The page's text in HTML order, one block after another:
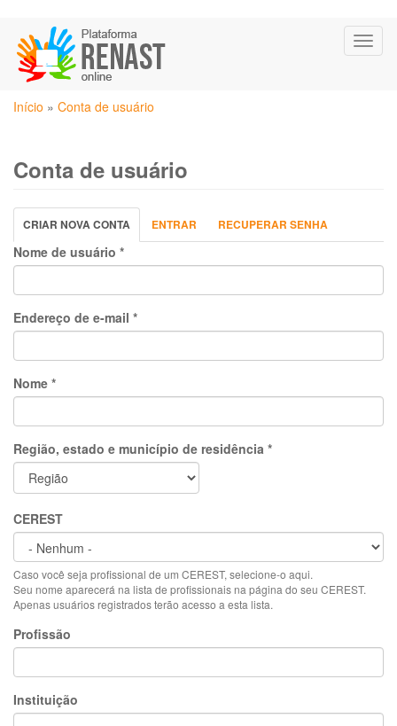
para
conteúdo
principal
Você
Início » Conta de usuário
Conta de usuário
Abas
primárias
CRIAR NOVA CONTA (ABA
ATIVA)
ENTRAR RECUPERAR SENHA
Nome de usuário *
Endereço de e-mail *
Nome *
Região, estado e município de residência *
CEREST
Caso você seja profissional de um CEREST, selecione-o aqui.
Seu nome aparecerá na lista de profissionais na página do seu CEREST.
Apenas usuários registrados terão acesso a esta lista.
Profissão
Instituição